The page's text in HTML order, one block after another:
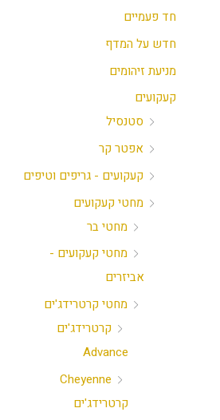
חד פעמיים
חדש על המדף
מניעת זיהומים
קעקועים
סטנסיל
אפטר קר
קעקועים - גריפים וטיפים
מחטי קעקועים
מחטי בר
מחטי קעקועים -
אביזרים
מחטי קרטרידג'ים
קרטרידג'ים
Advance
Cheyenne
קרטרידג'ים